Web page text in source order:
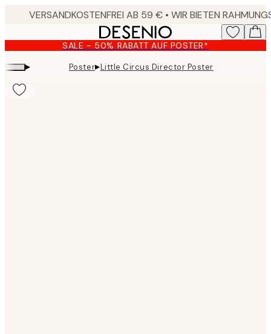
content.
SALE - 50% RABATT AUF POSTER*
▸ Poster▸Little Circus Director Poster